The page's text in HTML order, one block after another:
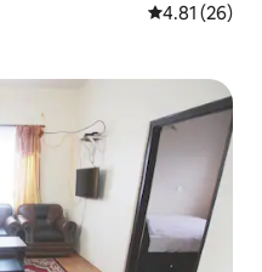
レビュー26
4.81 (26)